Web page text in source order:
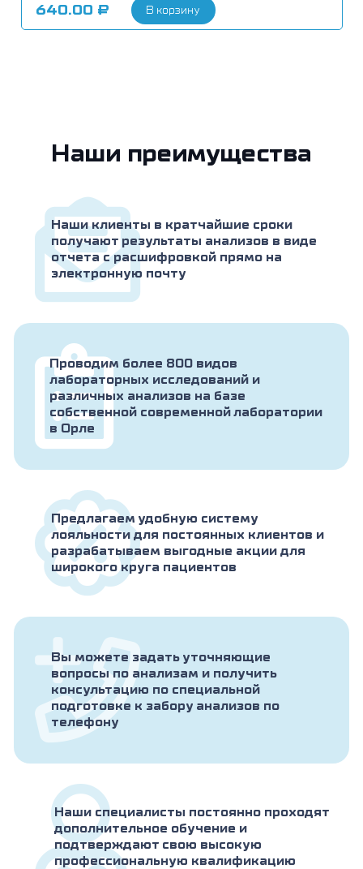
640.00 ₽ В корзину
Наши преимущества
Наши клиенты в кратчайшие сроки
получают результаты анализов в виде
отчета с расшифровкой прямо на
электронную почту
Проводим более 800 видов
лабораторных исследований и
различных анализов на базе
собственной современной лаборатории
в Орле
Предлагаем удобную систему
лояльности для постоянных клиентов и
разрабатываем выгодные акции для
широкого круга пациентов
Вы можете задать уточняющие
вопросы по анализам и получить
консультацию по специальной
подготовке к забору анализов по
телефону
Наши специалисты постоянно проходят
дополнительное обучение и
подтверждают свою высокую
профессиональную квалификацию